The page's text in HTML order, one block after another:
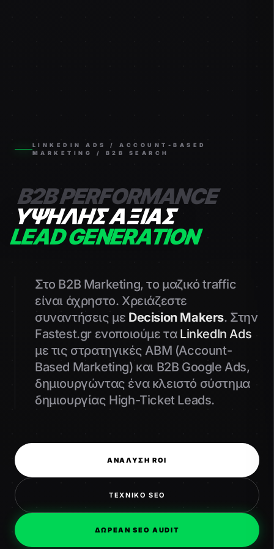
LINKEDIN ADS / ACCOUNT-BASED
MARKETING / B2B SEARCH
B2B PERFORMANCE
ΥΨΗΛΗΣ ΑΞΙΑΣ
LEAD GENERATION
Στο B2B Marketing, το μαζικό traffic
είναι άχρηστο. Χρειάζεστε
συναντήσεις με Decision Makers. Στην
Fastest.gr ενοποιούμε τα LinkedIn Ads
με τις στρατηγικές ABM (Account-
Based Marketing) και B2B Google Ads,
δημιουργώντας ένα κλειστό σύστημα
δημιουργίας High-Ticket Leads.
ΑΝΑΛΥΣΗ ROI
ΤΕΧΝΙΚΟ SEO
ΔΩΡΕΑΝ SEO AUDIT